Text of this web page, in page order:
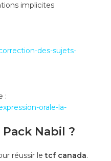
implicites
des-sujets-
:
orale-la-
Nabil ?
réussir letcf canada.